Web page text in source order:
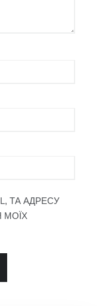
ТА АДРЕСУ
МОЇХ